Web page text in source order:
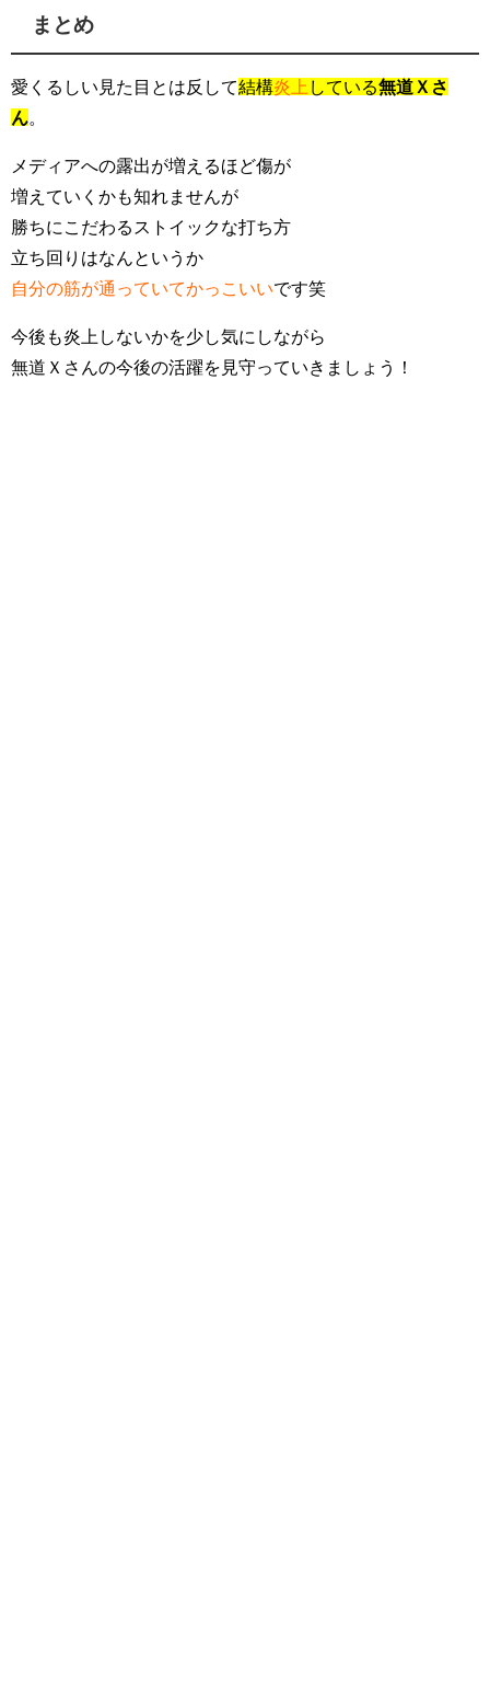
まとめ
愛くるしい見た目とは反して結構炎上 している無道Ｘさ
ん。
メディアへの露出が増えるほど傷が
増えていくかも知れませんが
勝ちにこだわるストイックな打ち方
立ち回りはなんというか
自分の筋が通っていてかっこいいです笑
今後も炎上しないかを少し気にしながら
無道Ｘさんの今後の活躍を見守っていきましょう！